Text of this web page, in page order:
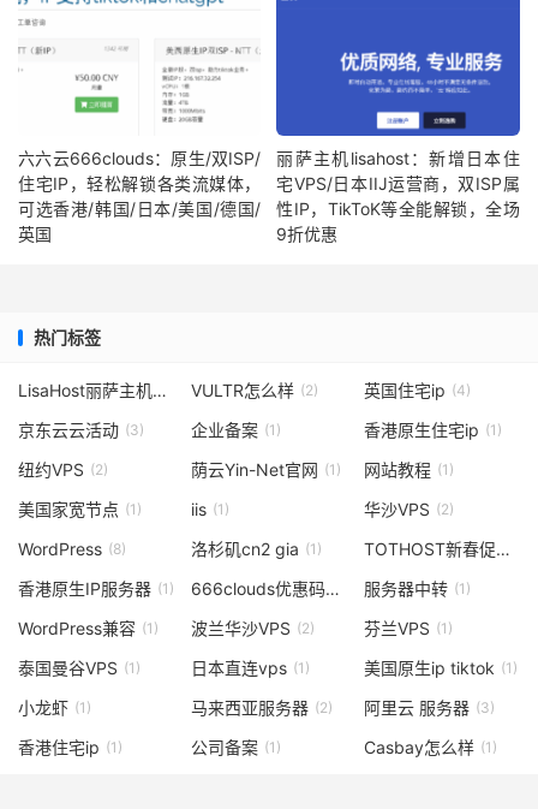
六六云666clouds：原生/双ISP/
住宅IP，轻松解锁各类流媒体，
可选香港/韩国/日本/美国/德国/
英国
丽萨主机lisahost：新增日本住
宅VPS/日本IIJ运营商，双ISP属
性IP，TikToK等全能解锁，全场
9折优惠
热门标签
LisaHost丽萨主机：美国9929/美国4837 VULTR怎么样 (2) 英国住宅ip (4)
京东云云活动 (3) 企业备案 (1) 香港原生住宅ip (1)
纽约VPS (2) 荫云Yin-Net官网 (1) 网站教程 (1)
美国家宽节点 (1) iis (1) 华沙VPS (2)
WordPress (8) 洛杉矶cn2 gia (1) TOTHOST新春促销
香港原生IP服务器 (1) 666clouds优惠码
(2) 服务器中转 (1)
WordPress兼容 (1) 波兰华沙VPS (2) 芬兰VPS (1)
泰国曼谷VPS (1) 日本直连vps (1) 美国原生ip tiktok (1)
小龙虾 (1) 马来西亚服务器 (2) 阿里云 服务器 (3)
香港住宅ip (1) 公司备案 (1) Casbay怎么样 (1)